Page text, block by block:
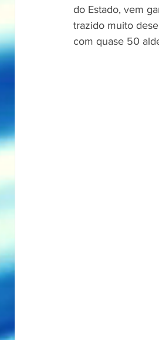
do Estado, vem
trazido muito
com quase 50